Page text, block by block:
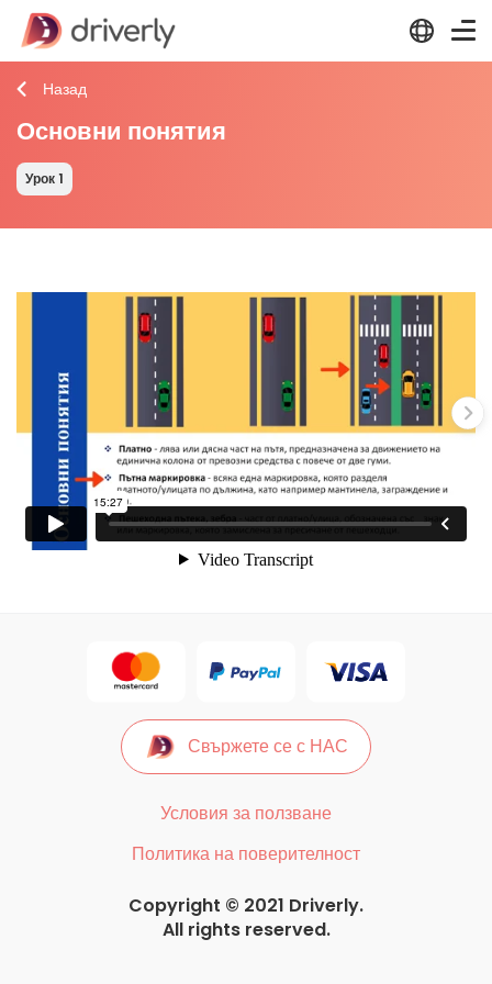
Назад
Основни понятия
Урок 1
Свържете се с НАС
Условия за ползване
Политика на поверителност
Copyright © 2021 Driverly.
All rights reserved.